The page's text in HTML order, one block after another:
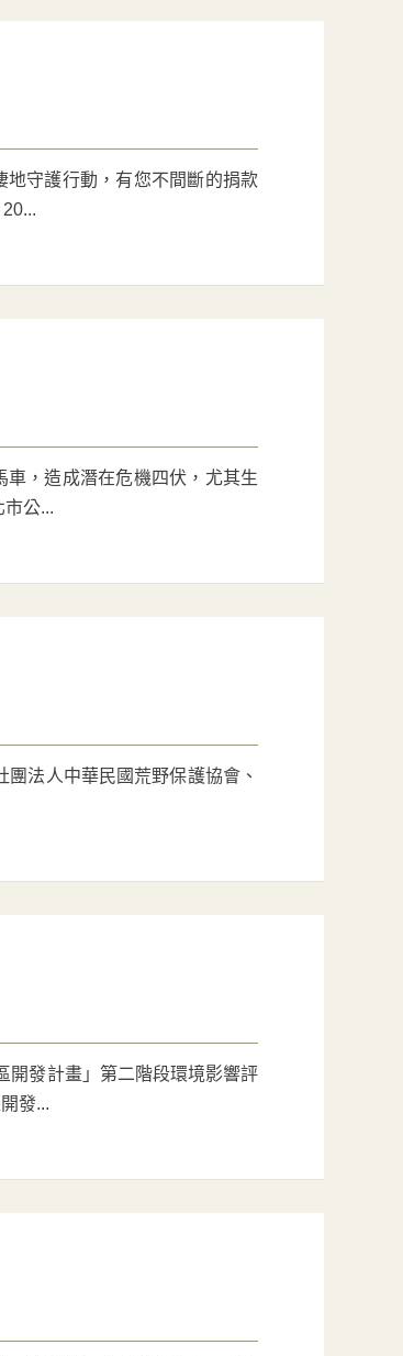
守護行動，有您不間斷的捐款
，造成潛在危機四伏，尤其生
公...
法人中華民國荒野保護協會、
開發計畫」第二階段環境影響評
發...